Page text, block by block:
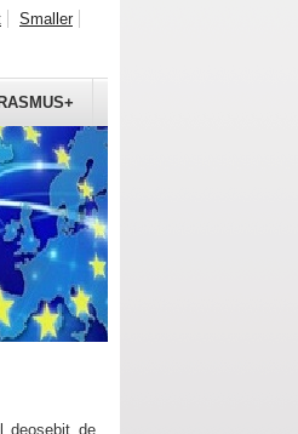
Smaller
deosebit de